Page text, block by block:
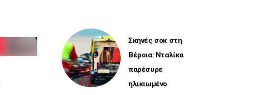
Σκηνές σοκ στη
Βέροια: Νταλίκα
παρέσυρε
ηλικιωμένο